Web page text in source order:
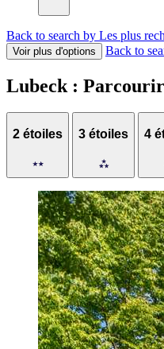
Back to search by Les plus
Voir plus d'options Back to
Lubeck :
2 étoiles 3 étoiles 4